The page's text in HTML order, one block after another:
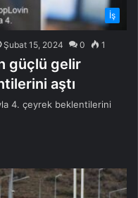
İş
Şubat 15, 2024 0 1
güçlü gelir
aştı
4. çeyrek beklentilerini